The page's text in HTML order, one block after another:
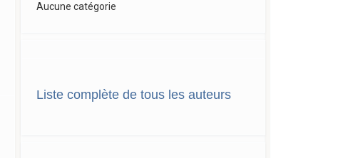
Aucune catégorie
Liste complète de tous les auteurs